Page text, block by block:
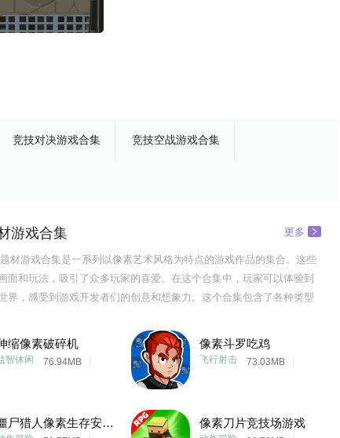
竞技对决游戏合集 竞技空战游戏合集
游戏合集 更多
材游戏合集是一系列以像素艺术风格为特点的游戏作品的集合。这些
面和玩法，吸引了众多玩家的喜爱。在这个合集中，玩家可以体验到
界，感受到游戏开发者们的创意和想象力。这个合集包含了各种类型
。还有一些角色扮演类游戏，玩家可以扮演一个像素小人，与其他角
任务，提升
缩像素破碎机
76.94MB
智休闲
像素斗罗吃鸡
73.03MB
飞行射击
僵尸猎人像素生存安卓版 像素刀片竞技场游戏